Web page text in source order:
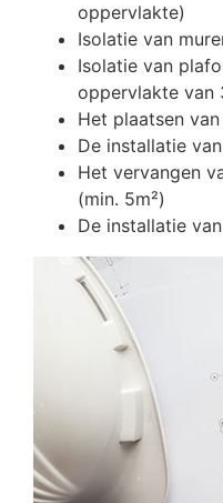
oppervlakte)
Isolatie van
Isolatie van
oppervlakte van
Het plaatsen
De installatie
Het vervangen
(min. 5m²)
De installatie